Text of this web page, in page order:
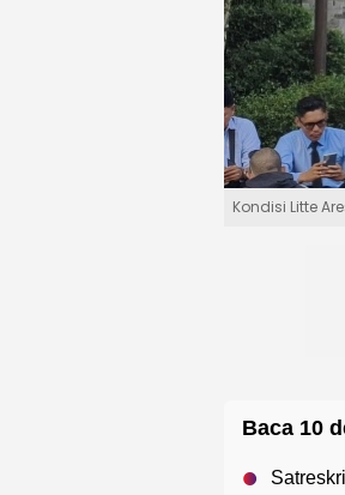
Kondisi Litte
Baca 10